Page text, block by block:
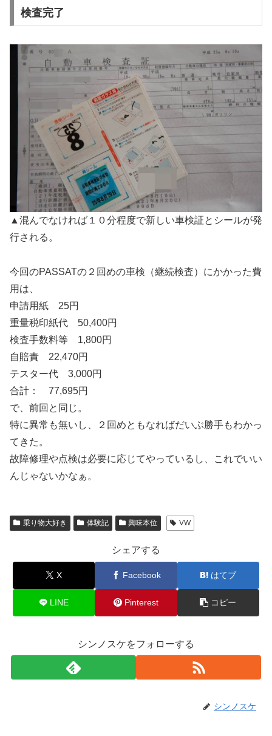
検査完了
▲混んでなければ１０分程度で新しい車検証とシールが発
行される。
今回のPASSATの２回めの車検（継続検査）にかかった費
用は、
申請用紙 25円
重量税印紙代 50,400円
検査手数料等 1,800円
自賠責 22,470円
テスター代 3,000円
合計： 77,695円
で、前回と同じ。
特に異常も無いし、２回めともなればだいぶ勝手もわかっ
てきた。
故障修理や点検は必要に応じてやっているし、これでいい
んじゃないかなぁ。
乗り物大好き 体験記 興味本位 VW
シェアする
X Facebook はてブ
LINE Pinterest コピー
シンノスケをフォローする
シンノスケ